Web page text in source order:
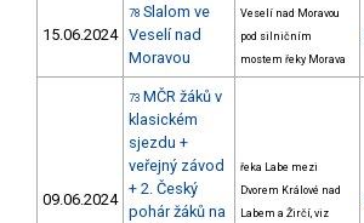
15.06.2024
78 Slalom ve
Veselí nad
Moravou
Veselí nad Moravou
pod silničním
mostem řeky Morava
09.06.2024
73 MČR žáků v
klasickém
sjezdu +
veřejný závod
+ 2. Český
pohár žáků na
řeka Labe mezi
Dvorem Králové nad
Labem a Žirčí, viz